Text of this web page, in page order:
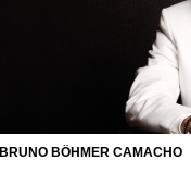
BRUNO BÖHMER CAMACHO